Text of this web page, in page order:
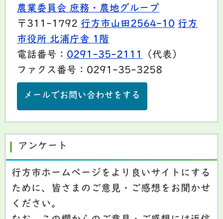
農業委員会 庶務・農地グループ
〒311-1792 行方市山田2564-10 行方
市役所 北浦庁舎 1階
電話番号： 0291-35-2111
（代表）
ファクス番号：0291-35-3258
メールでお問い合わせをする
アンケート
行方市ホームページをより良いサイトにする
ために、皆さまのご意見・ご感想をお聞かせ
ください。